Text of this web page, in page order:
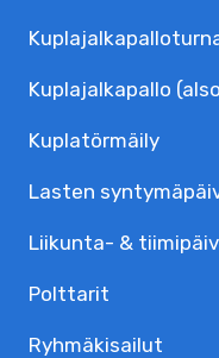
Kuplajalkapallo
Kuplatörmäily
Lasten
Liikunta- &
Polttarit
Ryhmäkisailut